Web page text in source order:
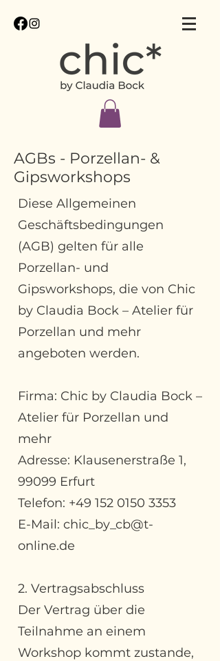
AGBs - Porzellan- &
Gipsworkshops
Diese Allgemeinen
Geschäftsbedingungen
(AGB) gelten für alle
Porzellan- und
Gipsworkshops, die von Chic
by Claudia Bock – Atelier für
Porzellan und mehr
angeboten werden.
Firma: Chic by Claudia Bock –
Atelier für Porzellan und
mehr
Adresse: Klausenerstraße 1,
99099 Erfurt
Telefon: +49 152 0150 3353
E-Mail: chic_by_cb@t-
online.de
2. Vertragsabschluss
Der Vertrag über die
Teilnahme an einem
Workshop kommt zustande,